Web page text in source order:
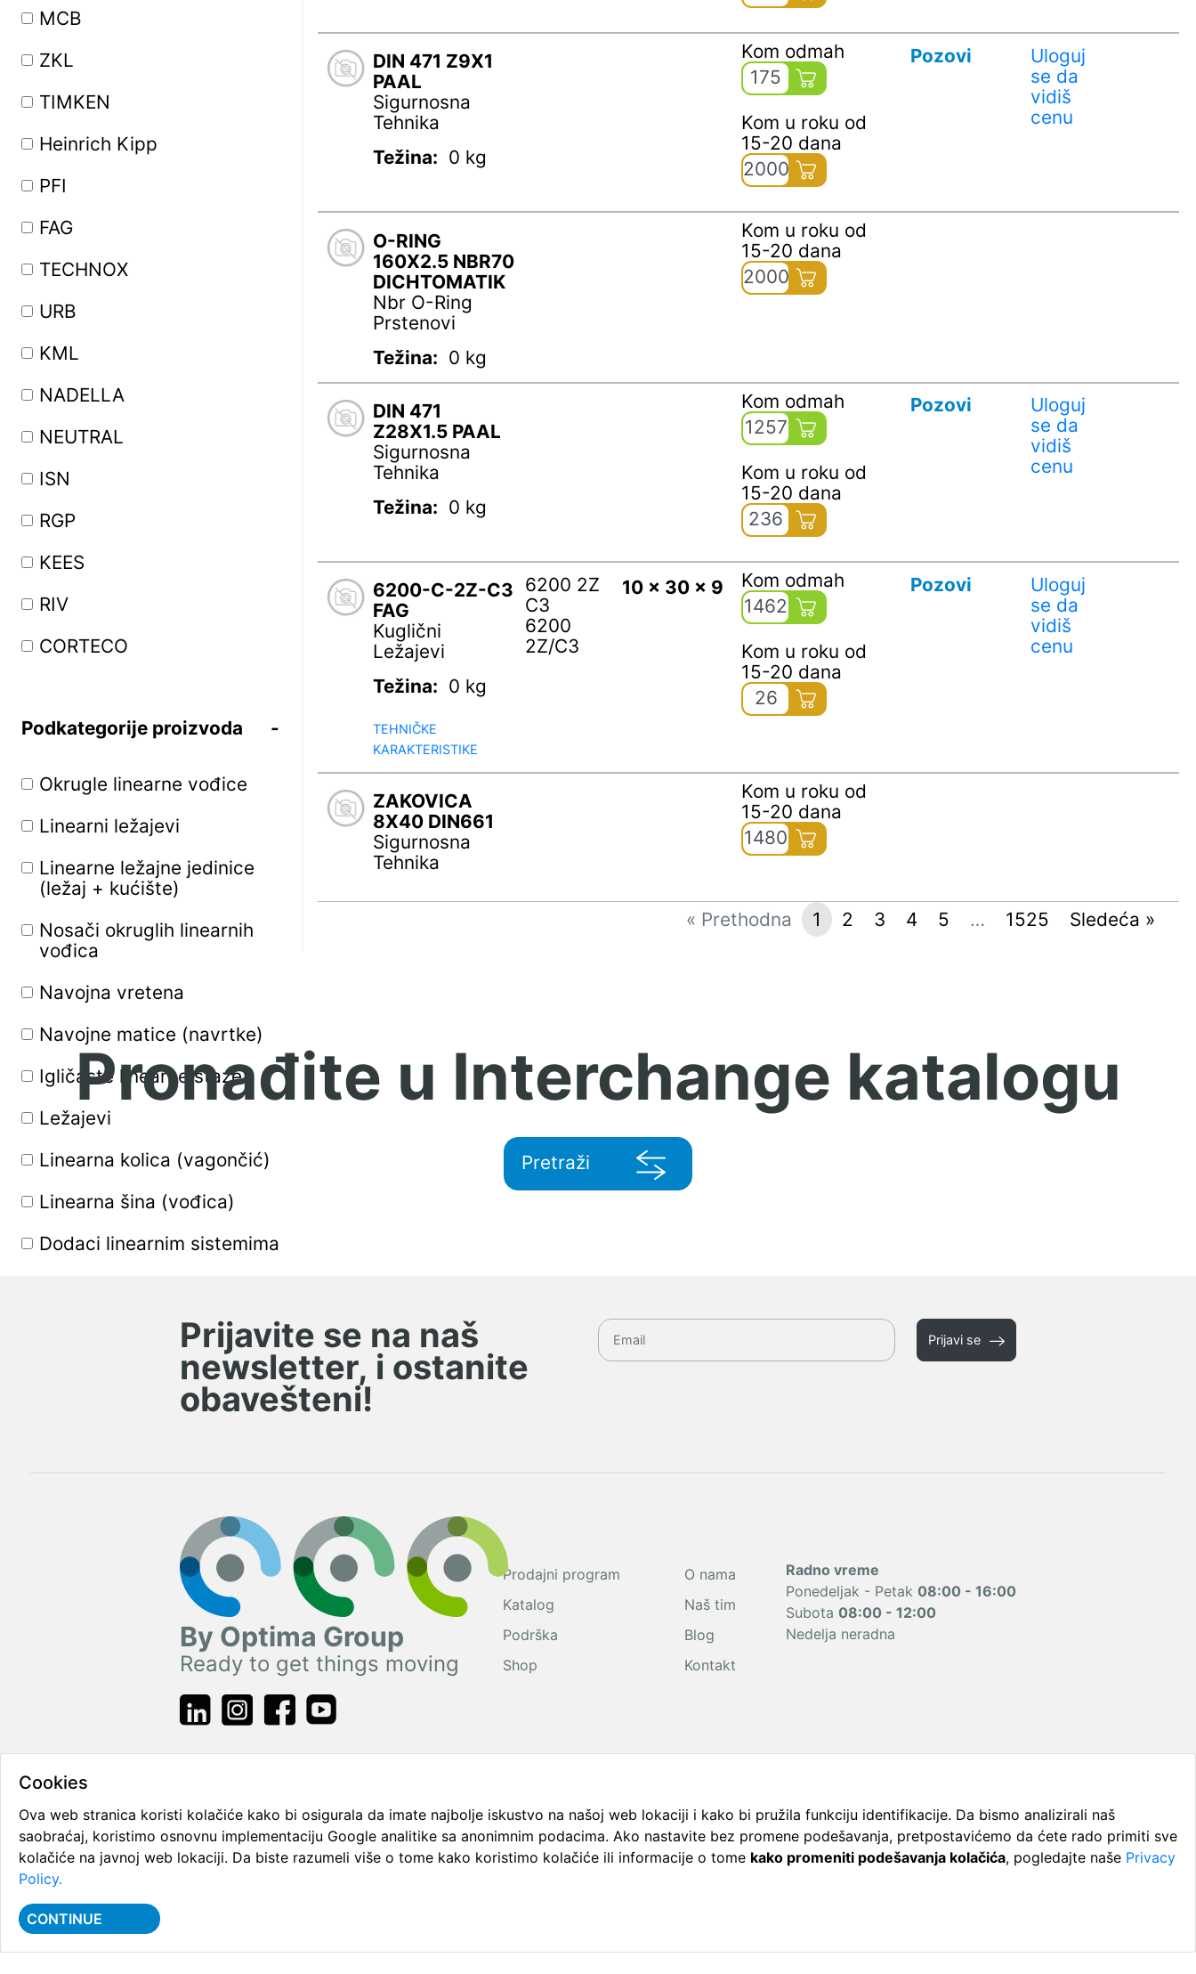
Cookies
Ova web stranica koristi kolačiće kako bi osigurala da imate najbolje iskustvo na našoj web lokaciji i kako bi pružila funkciju identifikacije. Da bismo analizirali naš
saobraćaj, koristimo osnovnu implementaciju Google analitike sa anonimnim podacima. Ako nastavite bez promene podešavanja, pretpostavićemo da ćete rado primiti sve
kolačiće na javnoj web lokaciji. Da biste razumeli više o tome kako koristimo kolačiće ili informacije o tome kako promeniti podešavanja kolačića, pogledajte naše Privacy
Policy.
CONTINUE
MCB
ZKL
TIMKEN
Heinrich Kipp
PFI
FAG
TECHNOX
URB
KML
NADELLA
NEUTRAL
ISN
RGP
KEES
RIV
CORTECO
KBS
IPD
NWB
ŽIS
RHP
STEYR
TRIMKEN
KOYO+
IGUS
WBF
KOYO
MGK
LDI
GPZ
WBS
THK
SKF
Podkategorije proizvoda
Okrugle linearne vođice
Linearni ležajevi
Linearne ležajne jedinice
(ležaj + kućište)
Nosači okruglih linearnih
vođica
Navojna vretena
Navojne matice (navrtke)
Igličaste linearne staze
Ležajevi
Linearna kolica (vagončić)
Linearna šina (vođica)
Dodaci linearnim sistemima
Kuglice, iglice, valjčići
Nilos metalne zaptivke
Zupčanici i zupčaste letve
Transportne trake
Procesni filteri
Semerinzi
O-ring prstenovi
V-ring prstenovi
Valjkasti ležajevi
Igličasti ležajevi
Keramički ležajevi
Truck roller
Hilzne
DIN 471 Z9X1
PAAL
Sigurnosna
Tehnika
Težina: 0 kg
Kom odmah
175
Kom u roku od
15-20 dana
2000
Pozovi
Uloguj
se da
vidiš
cenu
O-RING
160X2.5 NBR70
DICHTOMATIK
Nbr O-Ring
Prstenovi
Težina: 0 kg
Kom u roku od
15-20 dana
2000
DIN 471
Z28X1.5 PAAL
Sigurnosna
Tehnika
Težina: 0 kg
Kom odmah
1257
Kom u roku od
15-20 dana
236
Pozovi
Uloguj
se da
vidiš
cenu
6200-C-2Z-C3
FAG
Kuglični
Ležajevi
Težina: 0 kg
TEHNIČKE
KARAKTERISTIKE
6200 2Z
C3
6200
2Z/C3
10 x 30 x 9
Kom odmah
1462
Kom u roku od
15-20 dana
26
Pozovi
Uloguj
se da
vidiš
cenu
ZAKOVICA
8X40 DIN661
Sigurnosna
Tehnika
Kom u roku od
15-20 dana
1480
« Prethodna 1 2 3 4 5 … 1525 Sledeća »
Pronađite u Interchange katalogu
Pretraži
Prijavite se na naš
newsletter, i ostanite
obavešteni!
Prijavi se
By Optima Group
Ready to get things moving
Prodajni program
Katalog
Podrška
Shop
O nama
Naš tim
Blog
Kontakt
Radno vreme
Ponedeljak - Petak 08:00 - 16:00
Subota 08:00 - 12:00
Nedelja neradna
2026 Sva prava zadržana
Politika
Uslovi
Pravila o